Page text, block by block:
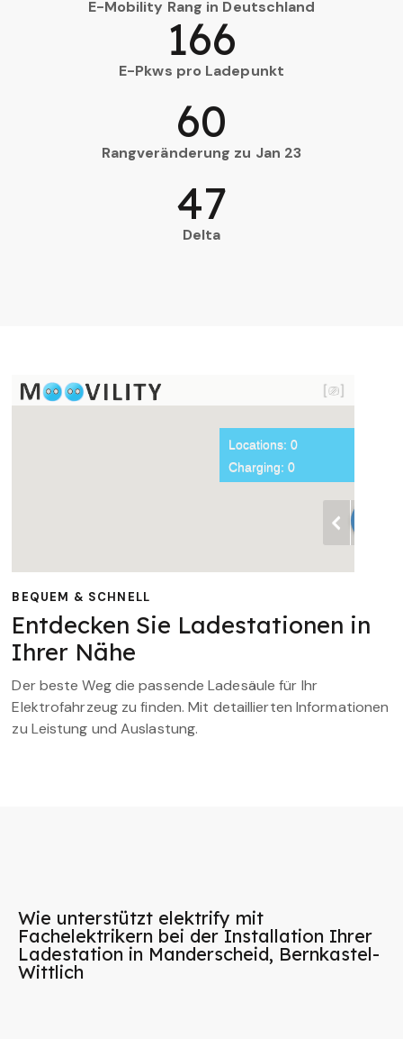
E-Mobility Rang in Deutschland
E-Pkws pro Ladepunkt
166
Rangveränderung zu Jan 23
60
Delta
47
BEQUEM & SCHNELL
Entdecken Sie Ladestationen in
Ihrer Nähe
Der beste Weg die passende Ladesäule für Ihr
Elektrofahrzeug zu finden. Mit detaillierten Informationen
zu Leistung und Auslastung.
Wie unterstützt elektrify mit
Fachelektrikern bei der Installation Ihrer
Ladestation in Manderscheid, Bernkastel-
Wittlich